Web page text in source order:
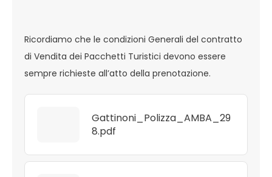
Ricordiamo che le condizioni Generali del contratto
di Vendita dei Pacchetti Turistici devono essere
sempre richieste all’atto della prenotazione.
Gattinoni_Polizza_AMBA_29
8.pdf